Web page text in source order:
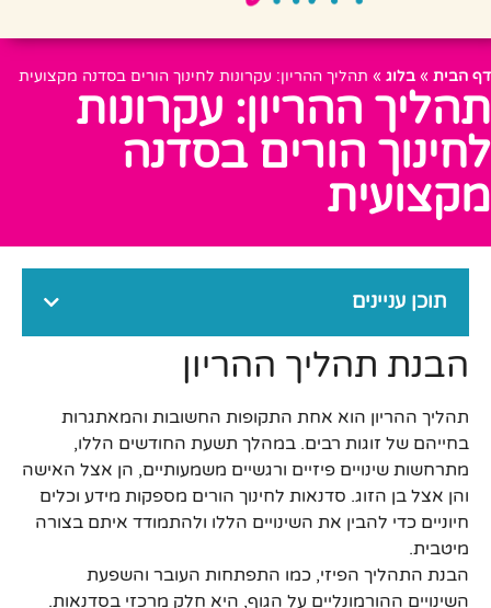
דף הבית » בלוג » תהליך ההריון: עקרונות לחינוך הורים בסדנה מקצועית
תהליך ההריון: עקרונות
לחינוך הורים בסדנה
מקצועית
תוכן עניינים
הבנת תהליך ההריון
תהליך ההריון הוא אחת התקופות החשובות והמאתגרות
בחייהם של זוגות רבים. במהלך תשעת החודשים הללו,
מתרחשות שינויים פיזיים ורגשיים משמעותיים, הן אצל האישה
והן אצל בן הזוג. סדנאות לחינוך הורים מספקות מידע וכלים
חיוניים כדי להבין את השינויים הללו ולהתמודד איתם בצורה
מיטבית.
הבנת התהליך הפיזי, כמו התפתחות העובר והשפעת
השינויים ההורמונליים על הגוף, היא חלק מרכזי בסדנאות.